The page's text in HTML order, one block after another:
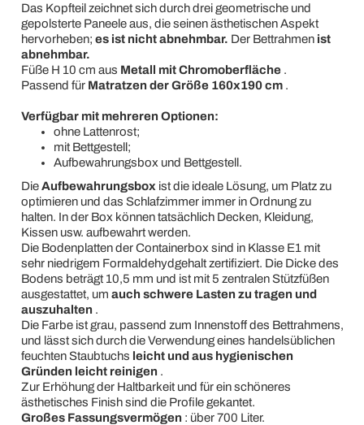
Das Kopfteil zeichnet sich durch drei geometrische und
gepolsterte Paneele aus, die seinen ästhetischen Aspekt
hervorheben; es ist nicht abnehmbar. Der Bettrahmen ist
abnehmbar.
Füße H 10 cm aus Metall mit Chromoberfläche.
Passend für Matratzen der Größe 160x190 cm.
Verfügbar mit mehreren Optionen:
ohne Lattenrost;
mit Bettgestell;
Aufbewahrungsbox und Bettgestell.
DieAufbewahrungsbox ist die ideale Lösung, um Platz zu
optimieren und das Schlafzimmer immer in Ordnung zu
halten. In der Box können tatsächlich Decken, Kleidung,
Kissen usw. aufbewahrt werden.
Die Bodenplatten der Containerbox sind in Klasse E1 mit
sehr niedrigem Formaldehydgehalt zertifiziert. Die Dicke des
Bodens beträgt 10,5 mm und ist mit 5 zentralen Stützfüßen
ausgestattet, um auch schwere Lasten zu tragen und
auszuhalten .
Die Farbe ist grau, passend zum Innenstoff des Bettrahmens,
und lässt sich durch die Verwendung eines handelsüblichen
feuchten Staubtuchs leicht und aus hygienischen
Gründen leicht reinigen .
Zur Erhöhung der Haltbarkeit und für ein schöneres
ästhetisches Finish sind die Profile gekantet.
Großes Fassungsvermögen : über 700 Liter.